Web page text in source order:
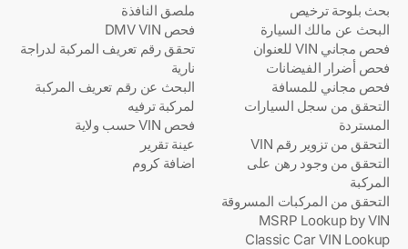
ملصق النافذة
فحص DMV VIN
تحقق رقم تعريف المركبة لدراجة
نارية
البحث عن رقم تعريف المركبة
لمركبة ترفيه
فحص VIN حسب ولاية
عينة تقرير
اضافة كروم
بحث بلوحة ترخيص
البحث عن مالك السيارة
فحص مجاني VIN للعنوان
فحص أضرار الفيضانات
فحص مجاني للمسافة
التحقق من سجل السيارات
المستردة
التحقق من تزوير رقم VIN
التحقق من وجود رهن على
المركبة
التحقق من المركبات المسروقة
MSRP Lookup by VIN
Classic Car VIN Lookup